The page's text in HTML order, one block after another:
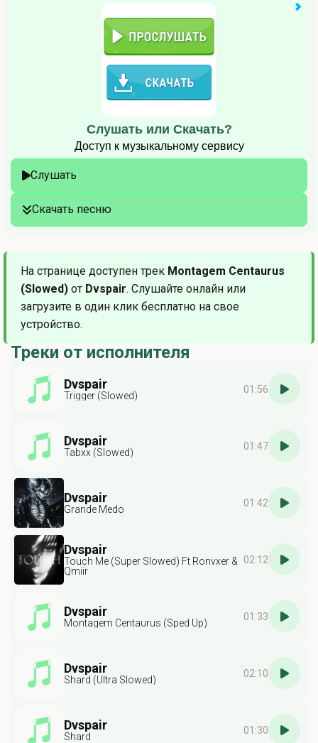
Слушать или Скачать?
Доступ к музыкальному сервису
Слушать
Скачать песню
На странице доступен трек Montagem Centaurus
(Slowed) от Dvspair. Слушайте онлайн или
загрузите в один клик бесплатно на свое
устройство.
Треки от исполнителя
Dvspair
Trigger (Slowed)
01:56
Dvspair
Tabxx (Slowed)
01:47
Dvspair
Grande Medo
01:42
Dvspair
Touch Me (Super Slowed) Ft Ronvxer &
Qmiir
02:12
Dvspair
Montagem Centaurus (Sped Up)
01:33
Dvspair
Shard (Ultra Slowed)
02:10
Dvspair
Shard
01:30